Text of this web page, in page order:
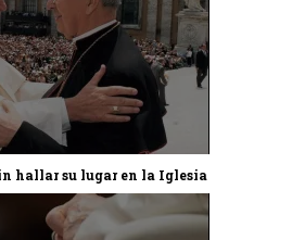
hallar su lugar en la Iglesia